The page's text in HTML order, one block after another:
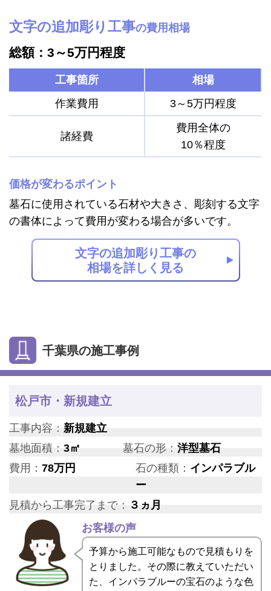
文字の追加彫り工事の費用相場
総額：3～5万円程度
工事箇所
相場
作業費用
3～5万円程度
諸経費
費用全体の
10％程度
価格が変わるポイント
墓石に使用されている石材や大きさ、彫刻する文字
の書体によって費用が変わる場合が多いです。
文字の追加彫り工事の
相場を詳しく見る
千葉県の施工事例
松戸市・新規建立
工事内容： 新規建立
墓地面積： 3㎡ 墓石の形：洋型墓石
費用： 78万円 石の種類： インパラブル
ー
見積から工事完了まで： ３ヵ月
お客様の声
予算から施工可能なもので見積もりを
とりました。その際に教えていただい
た、インパラブルーの宝石のような色